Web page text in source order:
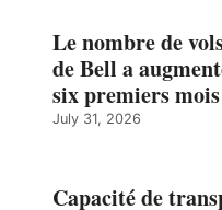
Le nombre de
de Bell a
six premiers
July 31, 2026
Capacité de